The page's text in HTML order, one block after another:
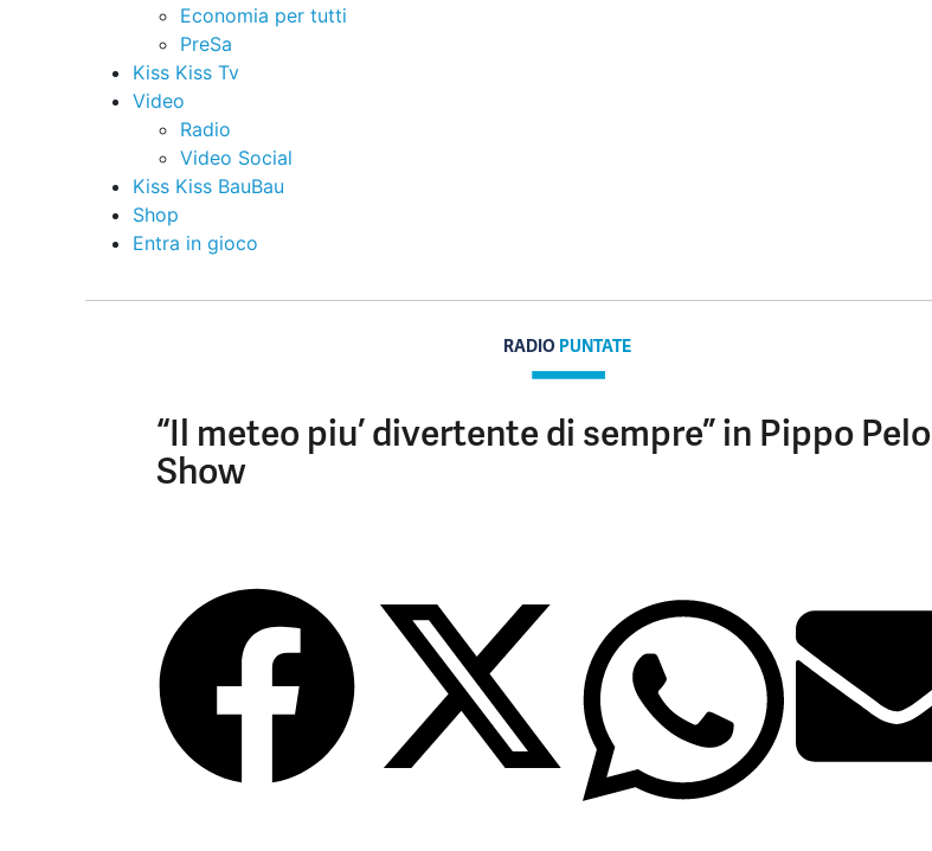
Economia per tutti
PreSa
Kiss Kiss Tv
Video
Radio
Video Social
Kiss Kiss BauBau
Shop
Entra in gioco
RADIO PUNTATE
“Il meteo piu’ divertente di sempre” in Pippo Pelo
Show